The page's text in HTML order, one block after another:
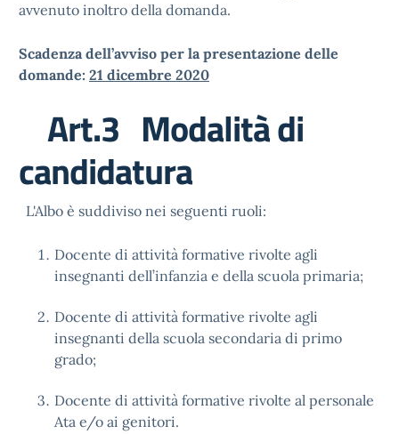
avvenuto inoltro della domanda.
Scadenza dell’avviso per la presentazione delle
domande: 21 dicembre 2020
Art.3 Modalità di
candidatura
L'Albo è suddiviso nei seguenti ruoli:
Docente di attività formative rivolte agli
insegnanti dell’infanzia e della scuola primaria;
Docente di attività formative rivolte agli
insegnanti della scuola secondaria di primo
grado;
Docente di attività formative rivolte al personale
Ata e/o ai genitori.